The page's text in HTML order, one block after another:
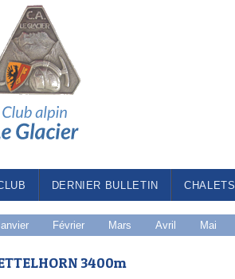
DERNIER BULLETIN CHALETS
Février Mars Avril Mai
3400m